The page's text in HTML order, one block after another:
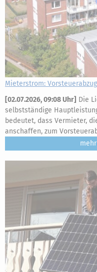
Mieterstrom:
[02.07.2026, 09:08 Uhr] Die
selbstständige
bedeutet, dass Vermieter,
anschaffen, zum
mehr